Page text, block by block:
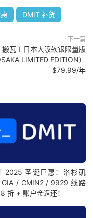
DMIT 补货
下一篇
搬瓦工日本大阪软银限量版
LIMITED EDITION）
$79.99/年
2025 圣诞巨惠：洛杉矶
GIA / CMIN2 / 9929 线路
折 + 账户金返还！